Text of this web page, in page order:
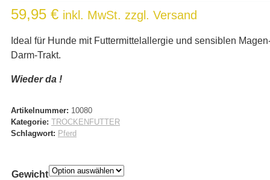
59,95 € inkl. MwSt. zzgl. Versand
Ideal für Hunde mit Futtermittelallergie und sensiblen
Darm-Trakt.
Wieder da !
Artikelnummer: 10080
Kategorie: TROCKENFUTTER
Schlagwort: Pferd
Gewicht